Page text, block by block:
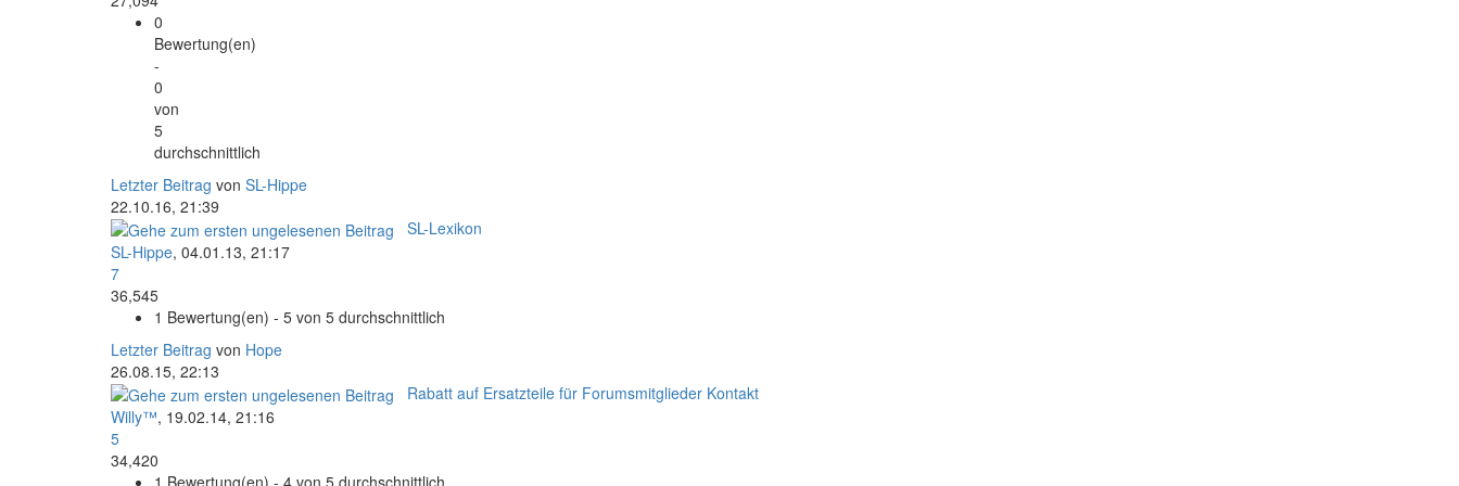
0
Bewertung(en)
-
0
von
5
durchschnittlich
Letzter Beitrag von SL-Hippe
22.10.16, 21:39
SL-Lexikon
SL-Hippe, 04.01.13, 21:17
7
36,545
1 Bewertung(en) - 5 von 5 durchschnittlich
Letzter Beitrag von Hope
26.08.15, 22:13
Rabatt auf Ersatzteile für Forumsmitglieder Kontakt
Willy™, 19.02.14, 21:16
5
34,420